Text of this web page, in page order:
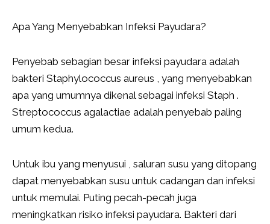
Apa Yang Menyebabkan Infeksi Payudara?
Penyebab sebagian besar infeksi payudara adalah
bakteri Staphylococcus aureus , yang menyebabkan
apa yang umumnya dikenal sebagai infeksi Staph .
Streptococcus agalactiae adalah penyebab paling
umum kedua.
Untuk ibu yang menyusui , saluran susu yang ditopang
dapat menyebabkan susu untuk cadangan dan infeksi
untuk memulai. Puting pecah-pecah juga
meningkatkan risiko infeksi payudara. Bakteri dari